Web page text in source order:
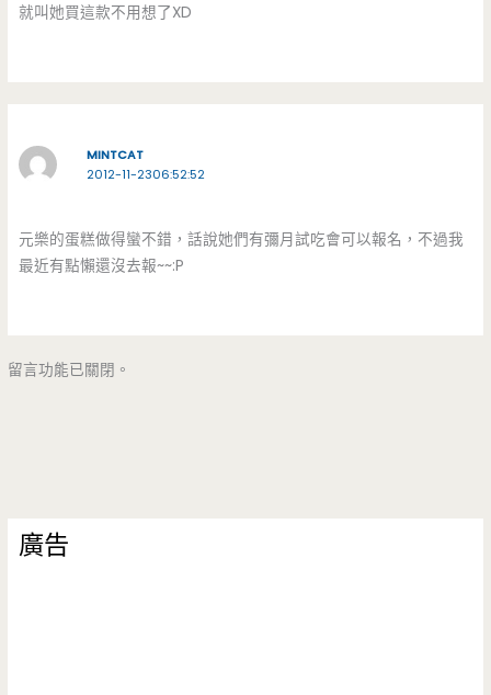
就叫她買這款不用想了XD
MINTCAT
2012-11-2306:52:52
元樂的蛋糕做得蠻不錯，話說她們有彌月試吃會可以報名，不過我
最近有點懶還沒去報~~:P
留言功能已關閉。
廣告